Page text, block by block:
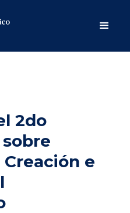
2do
e